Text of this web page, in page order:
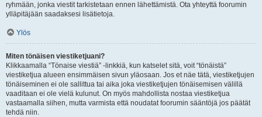
ryhmään, jonka viestit tarkistetaan ennen lähettämistä. Ota yhteyttä foorumin
ylläpitäjään saadaksesi lisätietoja.
Ylös
Miten tönäisen viestiketjuani?
Klikkaamalla “Tönaise viestiä” -linkkiä, kun katselet sitä, voit “tönäistä”
viestiketjua alueen ensimmäisen sivun yläosaan. Jos et näe tätä, viestiketjujen
tönäiseminen ei ole sallittua tai aika joka viestiketjujen tönäisemisen välillä
vaaditaan ei ole vielä kulunut. On myös mahdollista nostaa viestiketjua
vastaamalla siihen, mutta varmista että noudatat foorumin sääntöjä jos päätät
tehdä niin.